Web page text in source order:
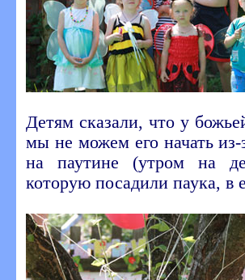
Детям сказали, что у
мы не можем его начать
на паутине (утром на
которую посадили паука, в